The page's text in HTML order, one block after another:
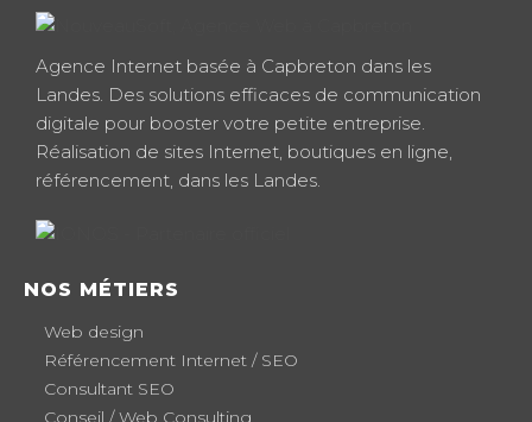
Agence Internet basée à Capbreton dans les
Landes. Des solutions efficaces de communication
digitale pour booster votre petite entreprise.
Réalisation de sites Internet, boutiques en ligne,
référencement, dans les Landes.
NOS MÉTIERS
Web design
Référencement Internet / SEO
Consultant SEO
Conseil / Web Consulting